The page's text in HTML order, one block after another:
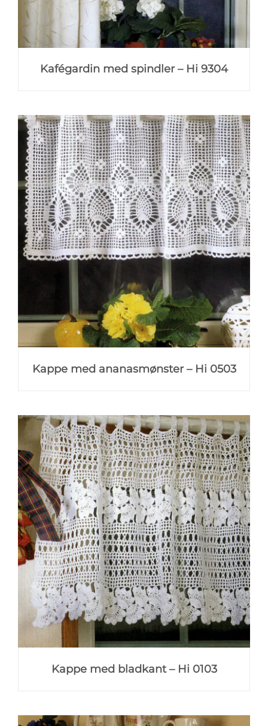
Kafégardin med spindler – Hi 9304
Kappe med ananasmønster – Hi 0503
Kappe med bladkant – Hi 0103